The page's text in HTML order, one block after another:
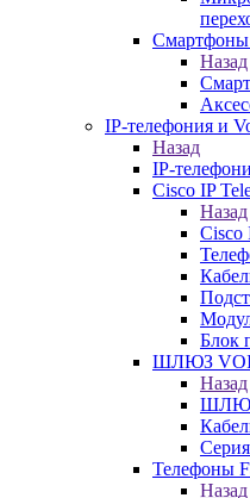
Назад
IP-телефония и
Назад
IP-
Cisco IP
Назад
Cisco
Блок
ШЛЮЗ
Назад
Телефоны
Назад